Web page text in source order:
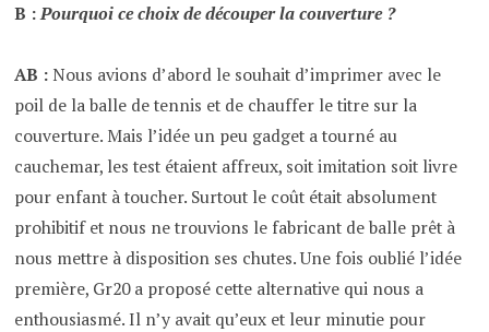
B :Pourquoi ce choix de découper la couverture ?
AB : Nous avions d’abord le souhait d’imprimer avec le
poil de la balle de tennis et de chauffer le titre sur la
couverture. Mais l’idée un peu gadget a tourné au
cauchemar, les test étaient affreux, soit imitation soit livre
pour enfant à toucher. Surtout le coût était absolument
prohibitif et nous ne trouvions le fabricant de balle prêt à
nous mettre à disposition ses chutes. Une fois oublié l’idée
première, Gr20 a proposé cette alternative qui nous a
enthousiasmé. Il n’y avait qu’eux et leur minutie pour